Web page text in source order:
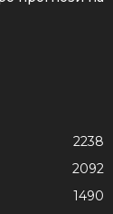
2238
2092
1490